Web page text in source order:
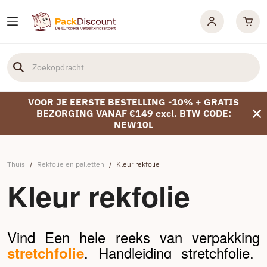
VOOR JE EERSTE BESTELLING -10% + GRATIS
BEZORGING VANAF €149 excl. BTW CODE:
NEW10L
Thuis / Rekfolie en palletten / Kleur rekfolie
Kleur rekfolie
Vind Een hele reeks van verpakking
stretchfolie, Handleiding stretchfolie,